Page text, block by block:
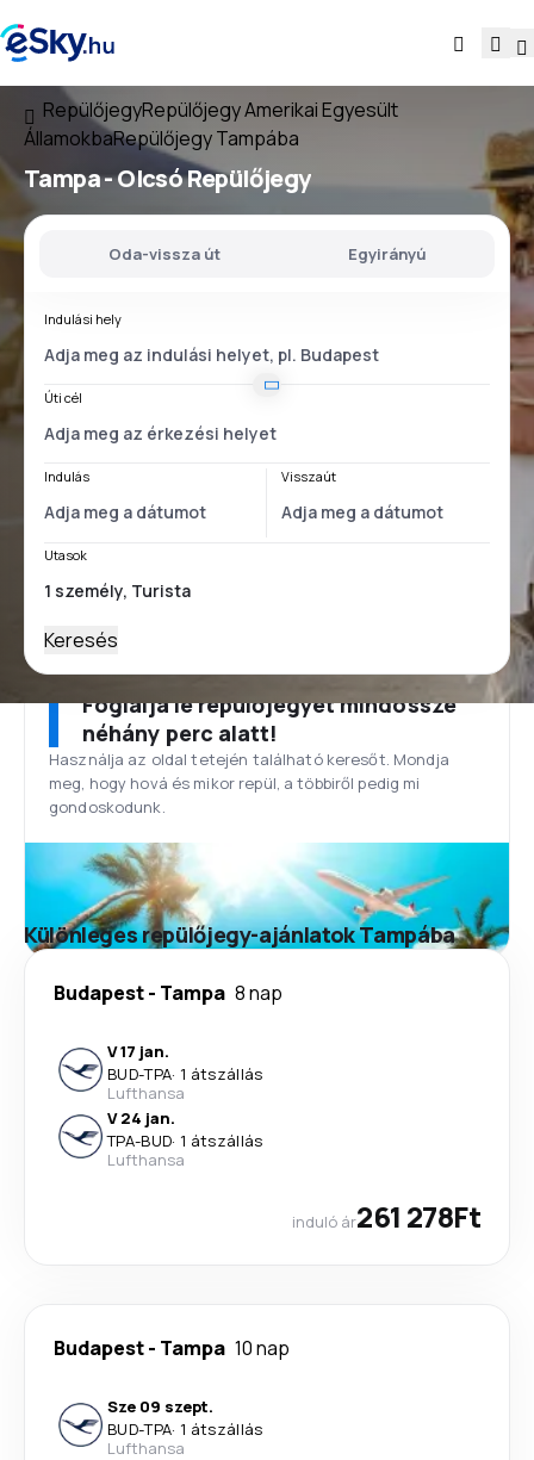
RepülőjegyRepülőjegy Amerikai Egyesült
ÁllamokbaRepülőjegy Tampába
Tampa - Olcsó Repülőjegy
Oda-vissza út Egyirányú
Indulási hely
Úti cél
Indulás Visszaút
Utasok
Keresés
Foglalja le repülőjegyét mindössze
néhány perc alatt!
Használja az oldal tetején található keresőt. Mondja
meg, hogy hová és mikor repül, a többiről pedig mi
gondoskodunk.
Különleges repülőjegy-ajánlatok Tampába
Budapest- Tampa 8 nap
V 17 jan.
BUD-TPA· 1 átszállás
Lufthansa
V 24 jan.
TPA-BUD· 1 átszállás
Lufthansa
induló ár261 278Ft
Budapest- Tampa 10 nap
Sze 09 szept.
BUD-TPA· 1 átszállás
Lufthansa